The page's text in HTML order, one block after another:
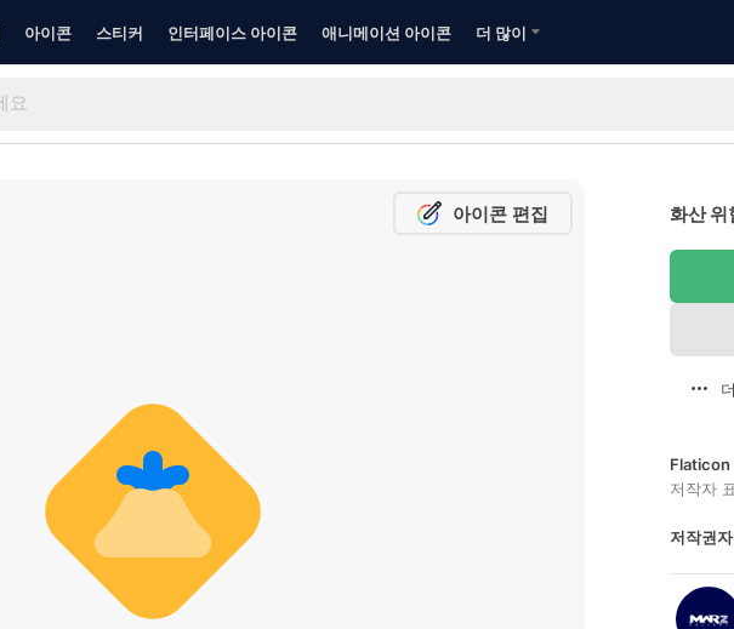
아이콘 스티커 인터페이스 아이콘 애니메이션 아이콘 더 많이
아이콘 편집 화산 위
Flaticon
저작자
저작권